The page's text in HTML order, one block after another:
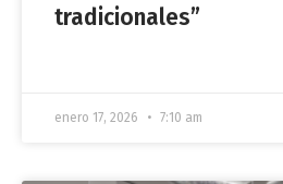
tradicionales”
enero 17, 2026 7:10 am